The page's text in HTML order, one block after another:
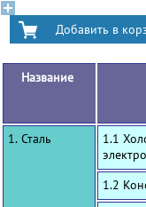
Название
1. Сталь
1.1
1.2